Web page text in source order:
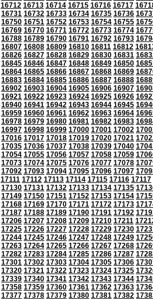
16712 16713 16714 16715 16716 16717
16731 16732 16733 16734 16735 16736
16750 16751 16752 16753 16754 16755
16769 16770 16771 16772 16773 16774
16788 16789 16790 16791 16792 16793
16807 16808 16809 16810 16811 16812
16826 16827 16828 16829 16830 16831
16845 16846 16847 16848 16849 16850
16864 16865 16866 16867 16868 16869
16883 16884 16885 16886 16887 16888
16902 16903 16904 16905 16906 16907
16921 16922 16923 16924 16925 16926
16940 16941 16942 16943 16944 16945
16959 16960 16961 16962 16963 16964
16978 16979 16980 16981 16982 16983
16997 16998 16999 17000 17001 17002
17016 17017 17018 17019 17020 17021
17035 17036 17037 17038 17039 17040
17054 17055 17056 17057 17058 17059
17073 17074 17075 17076 17077 17078
17092 17093 17094 17095 17096 17097
17111 17112 17113 17114 17115 17116 17117
17130 17131 17132 17133 17134 17135
17149 17150 17151 17152 17153 17154
17168 17169 17170 17171 17172 17173
17187 17188 17189 17190 17191 17192
17206 17207 17208 17209 17210 17211
17225 17226 17227 17228 17229 17230
17244 17245 17246 17247 17248 17249
17263 17264 17265 17266 17267 17268
17282 17283 17284 17285 17286 17287
17301 17302 17303 17304 17305 17306
17320 17321 17322 17323 17324 17325
17339 17340 17341 17342 17343 17344
17358 17359 17360 17361 17362 17363
17377 17378 17379 17380 17381 17382